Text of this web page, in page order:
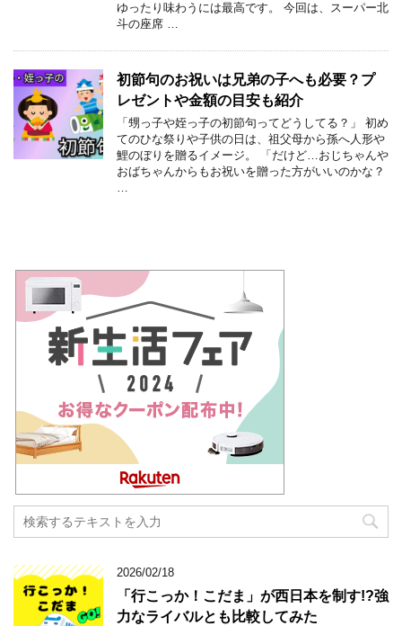
ゆったり味わうには最高です。 今回は、スーパー北
斗の座席 …
初節句のお祝いは兄弟の子へも必要？プ
レゼントや金額の目安も紹介
「甥っ子や姪っ子の初節句ってどうしてる？」 初め
てのひな祭りや子供の日は、祖父母から孫へ人形や
鯉のぼりを贈るイメージ。 「だけど…おじちゃんや
おばちゃんからもお祝いを贈った方がいいのかな？
…
2026/02/18
「行こっか！こだま」が西日本を制す!?強
力なライバルとも比較してみた